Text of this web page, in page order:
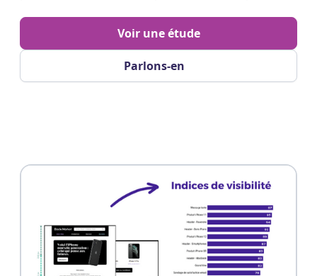
Parlons-en
Voir une étude